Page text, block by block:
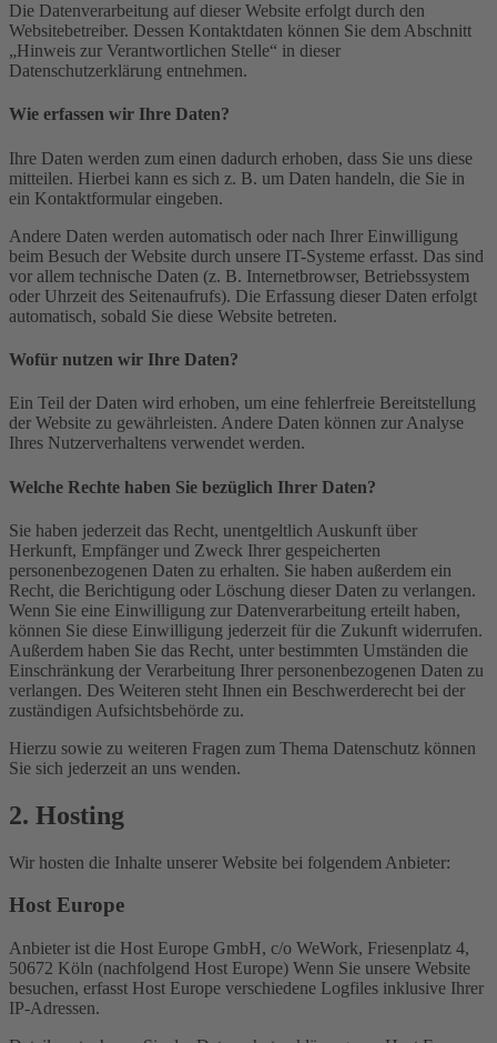
Die Datenverarbeitung auf dieser Website erfolgt durch den
Websitebetreiber. Dessen Kontaktdaten können Sie dem Abschnitt
„Hinweis zur Verantwortlichen Stelle“ in dieser
Datenschutzerklärung entnehmen.
Wie erfassen wir Ihre Daten?
Ihre Daten werden zum einen dadurch erhoben, dass Sie uns diese
mitteilen. Hierbei kann es sich z. B. um Daten handeln, die Sie in
ein Kontaktformular eingeben.
Andere Daten werden automatisch oder nach Ihrer Einwilligung
beim Besuch der Website durch unsere IT-Systeme erfasst. Das sind
vor allem technische Daten (z. B. Internetbrowser, Betriebssystem
oder Uhrzeit des Seitenaufrufs). Die Erfassung dieser Daten erfolgt
automatisch, sobald Sie diese Website betreten.
Wofür nutzen wir Ihre Daten?
Ein Teil der Daten wird erhoben, um eine fehlerfreie Bereitstellung
der Website zu gewährleisten. Andere Daten können zur Analyse
Ihres Nutzerverhaltens verwendet werden.
Welche Rechte haben Sie bezüglich Ihrer Daten?
Sie haben jederzeit das Recht, unentgeltlich Auskunft über
Herkunft, Empfänger und Zweck Ihrer gespeicherten
personenbezogenen Daten zu erhalten. Sie haben außerdem ein
Recht, die Berichtigung oder Löschung dieser Daten zu verlangen.
Wenn Sie eine Einwilligung zur Datenverarbeitung erteilt haben,
können Sie diese Einwilligung jederzeit für die Zukunft widerrufen.
Außerdem haben Sie das Recht, unter bestimmten Umständen die
Einschränkung der Verarbeitung Ihrer personenbezogenen Daten zu
verlangen. Des Weiteren steht Ihnen ein Beschwerderecht bei der
zuständigen Aufsichtsbehörde zu.
Hierzu sowie zu weiteren Fragen zum Thema Datenschutz können
Sie sich jederzeit an uns wenden.
2. Hosting
Wir hosten die Inhalte unserer Website bei folgendem Anbieter:
Host Europe
Anbieter ist die Host Europe GmbH, c/o WeWork, Friesenplatz 4,
50672 Köln (nachfolgend Host Europe) Wenn Sie unsere Website
besuchen, erfasst Host Europe verschiedene Logfiles inklusive Ihrer
IP-Adressen.